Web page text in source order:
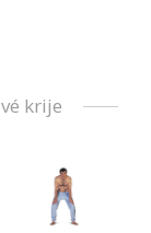
krije